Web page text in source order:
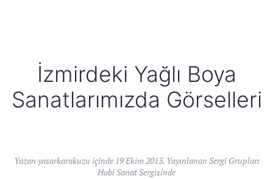
İzmirdeki Yağlı Boya
Sanatlarımızda Görselleri
Yazan yasarkarakuzu içinde 19 Ekim 2013. Yayınlanan Sergi Grupları
Hobi Sanat Sergisinde